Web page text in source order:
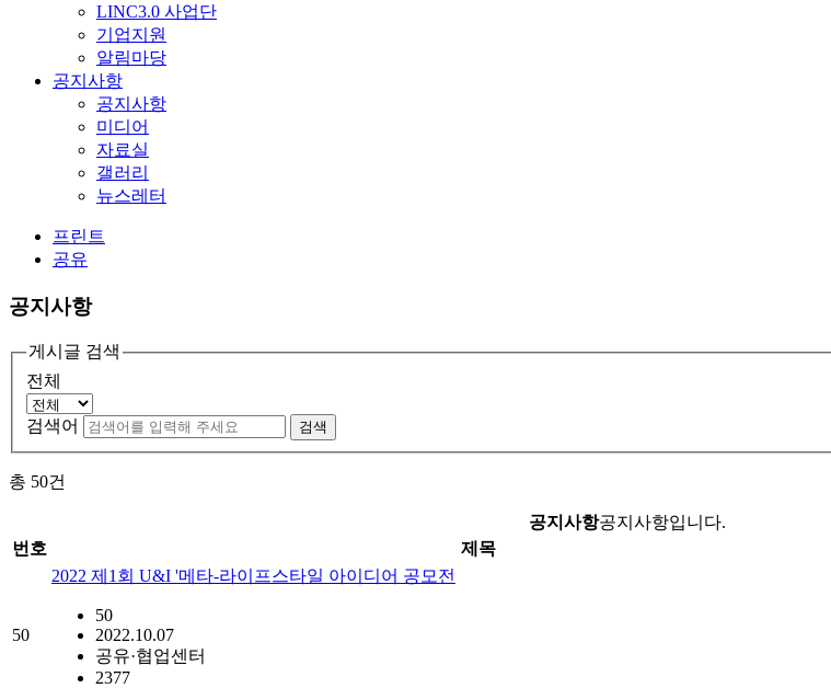
LINC3.0 사업단
기업지원
알림마당
공지사항
공지사항
미디어
자료실
갤러리
뉴스레터
프린트
공유
공지사항
게시글 검색
전체
검색어 검색
총 50건
공지사항공지사항입니다.
번호
제목
50
2022 제1회 U&I '메타-라이프스타일 아이디어 공모전
50
2022.10.07
공유·협업센터
2377